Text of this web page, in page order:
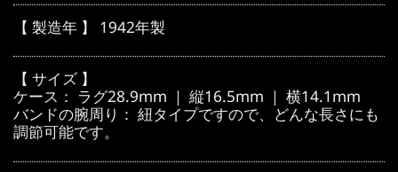
【 製造年 】 1942年製
【 サイズ 】
ケース： ラグ28.9mm ｜ 縦16.5mm ｜ 横14.1mm
バンドの腕周り： 紐タイプですので、どんな長さにも
調節可能です。